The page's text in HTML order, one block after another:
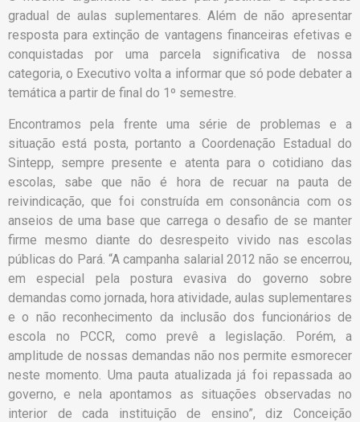
gradual de aulas suplementares. Além de não apresentar
resposta para extinção de vantagens financeiras efetivas e
conquistadas por uma parcela significativa de nossa
categoria, o Executivo volta a informar que só pode debater a
temática a partir de final do 1º semestre.
Encontramos pela frente uma série de problemas e a
situação está posta, portanto a Coordenação Estadual do
Sintepp, sempre presente e atenta para o cotidiano das
escolas, sabe que não é hora de recuar na pauta de
reivindicação, que foi construída em consonância com os
anseios de uma base que carrega o desafio de se manter
firme mesmo diante do desrespeito vivido nas escolas
públicas do Pará. “A campanha salarial 2012 não se encerrou,
em especial pela postura evasiva do governo sobre
demandas como jornada, hora atividade, aulas suplementares
e o não reconhecimento da inclusão dos funcionários de
escola no PCCR, como prevê a legislação. Porém, a
amplitude de nossas demandas não nos permite esmorecer
neste momento. Uma pauta atualizada já foi repassada ao
governo, e nela apontamos as situações observadas no
interior de cada instituição de ensino”, diz Conceição